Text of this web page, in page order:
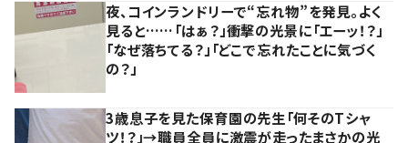
夜、コインランドリーで“忘れ物”を発見。よく
見ると……「はぁ？」衝撃の光景に「エーッ！？」
「なぜ落ちてる？」「どこで忘れたことに気づく
の？」
3歳息子を見た保育園の先生「何そのTシャ
ツ！？」→職員全員に激震が走ったまさかの光